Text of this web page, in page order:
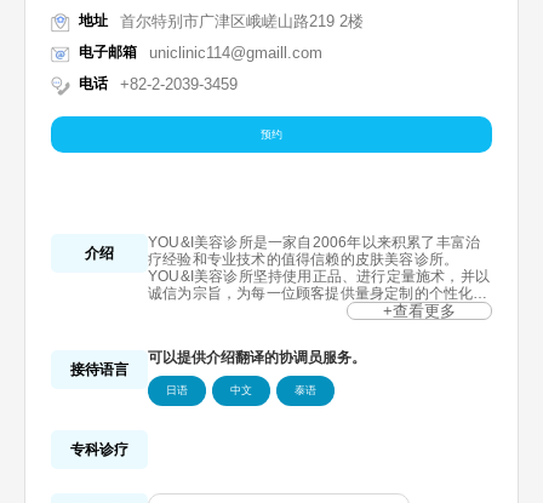
地址 首尔特别市广津区峨嵯山路219 2楼
电子邮箱 uniclinic114@gmaill.com
电话 +82-2-2039-3459
预约
介绍
YOU&I美容诊所是一家自2006年以来积累了丰富治
疗经验和专业技术的值得信赖的皮肤美容诊所。
YOU&I美容诊所坚持使用正品、进行定量施术，并以
诚信为宗旨，为每一位顾客提供量身定制的个性化服
服务，外国顾客与韩国顾客可享受相同的价格。
YOU&I美容诊所主要提供提升、微整形、皮肤增强剂
等多种皮肤美容项目，并通过术后护理为每一位顾客
+查看更多
接待语言
可以提供介绍翻译的协调员服务。
日语 中文 泰语
专科诊疗